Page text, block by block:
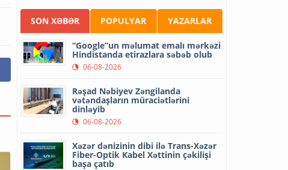
SON XƏBƏR POPULYAR YAZARLAR
“Google”un məlumat emalı mərkəzi
Hindistanda etirazlara səbəb olub
06-08-2026
Rəşad Nəbiyev Zəngilanda
vətəndaşların müraciətlərini
dinləyib
06-08-2026
Xəzər dənizinin dibi ilə Trans-Xəzər
Fiber-Optik Kabel Xəttinin çəkilişi
başa çatıb